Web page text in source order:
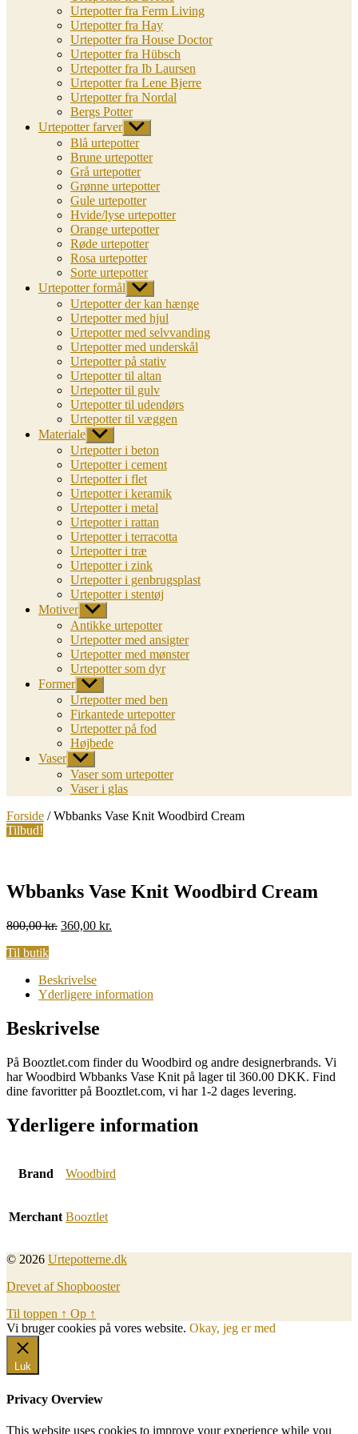
Urtepotter fra Ferm Living
Urtepotter fra Hay
Urtepotter fra House Doctor
Urtepotter fra Hübsch
Urtepotter fra Ib Laursen
Urtepotter fra Lene Bjerre
Urtepotter fra Nordal
Bergs Potter
Urtepotter farver Vis
undermenu
Blå urtepotter
Brune urtepotter
Grå urtepotter
Grønne urtepotter
Gule urtepotter
Hvide/lyse urtepotter
Orange urtepotter
Røde urtepotter
Rosa urtepotter
Sorte urtepotter
Urtepotter formål Vis
undermenu
Urtepotter der kan hænge
Urtepotter med hjul
Urtepotter med selvvanding
Urtepotter med underskål
Urtepotter på stativ
Urtepotter til altan
Urtepotter til gulv
Urtepotter til udendørs
Urtepotter til væggen
Materiale Vis
undermenu
Urtepotter i beton
Urtepotter i cement
Urtepotter i flet
Urtepotter i keramik
Urtepotter i metal
Urtepotter i rattan
Urtepotter i terracotta
Urtepotter i træ
Urtepotter i zink
Urtepotter i genbrugsplast
Urtepotter i stentøj
Motiver Vis
undermenu
Antikke urtepotter
Urtepotter med ansigter
Urtepotter med mønster
Urtepotter som dyr
Former Vis
undermenu
Urtepotter med ben
Firkantede urtepotter
Urtepotter på fod
Højbede
Vaser Vis
undermenu
Vaser som urtepotter
Vaser i glas
Forside / Wbbanks Vase Knit Woodbird Cream
Tilbud!
Wbbanks Vase Knit Woodbird Cream
800,00kr. Original
360,00 kr.
Til butik
Beskrivelse
Yderligere information
Beskrivelse
På Booztlet.com finder du Woodbird og andre designerbrands. Vi
har Woodbird Wbbanks Vase Knit på lager til 360.00 DKK. Find
dine favoritter på Booztlet.com, vi har 1-2 dages levering.
Yderligere information
Brand Woodbird
Merchant Booztlet
© 2026 Urtepotterne.dk
Drevet af Shopbooster
Til toppen ↑ Op ↑
Vi bruger cookies på vores website. Okay, jeg er med
Luk
Privacy Overview
This website uses cookies to improve your experience while you